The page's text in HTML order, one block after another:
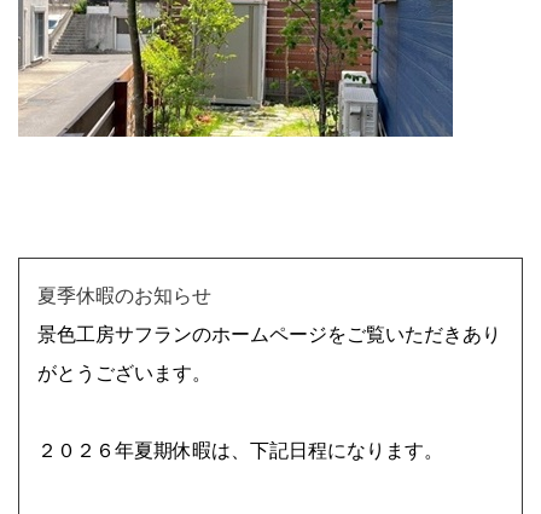
上記をクリックしてください。
良く お気に入りの場所に ビフォーアフター Ｓ様邸
夏季休暇のお知らせ
景色工房サフランのホームページをご覧いただきあり
がとうございます。
２０２６年夏期休暇は、下記日程になります。